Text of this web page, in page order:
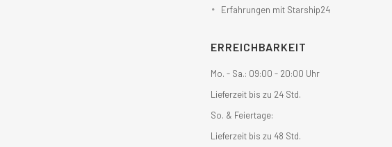
Erfahrungen mit Starship24
ERREICHBARKEIT
Mo. - Sa.: 09:00 - 20:00 Uhr
Lieferzeit bis zu 24 Std.
So. & Feiertage:
Lieferzeit bis zu 48 Std.